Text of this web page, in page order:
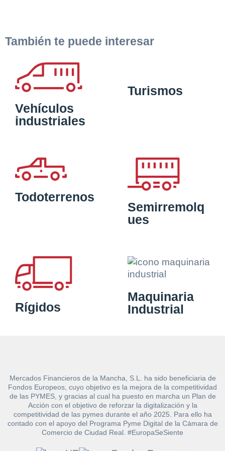
También te puede interesar
Vehículos
industriales
Turismos
Todoterrenos
Semirremolq
ues
Rígidos
Maquinaria
Industrial
Mercados Financieros de la Mancha, S.L. ha sido beneficiaria de
Fondos Europeos, cuyo objetivo es la mejora de la competitividad
de las PYMES, y gracias al cual ha puesto en marcha un Plan de
Acción con el objetivo de reforzar la digitalización y la
competitividad de las pymes durante el año 2025. Para ello ha
contado con el apoyo del Programa Pyme Digital de la Cámara de
Comercio de Ciudad Real. #EuropaSeSiente